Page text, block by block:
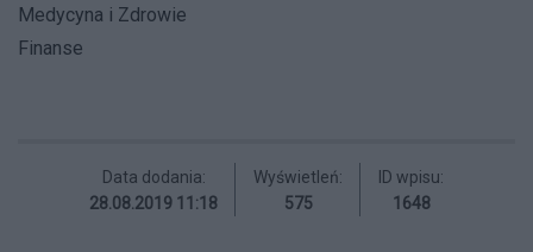
Medycyna i Zdrowie
Finanse
Data dodania:
28.08.2019 11:18
Wyświetleń:
575
ID wpisu:
1648